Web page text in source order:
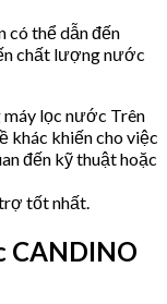
có thể dẫn đến
chất lượng nước
máy lọc nước Trên
khác khiến cho việc
đến kỹ thuật hoặc
tốt nhất.
CANDINO